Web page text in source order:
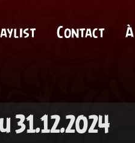
Contact
31.12.2024